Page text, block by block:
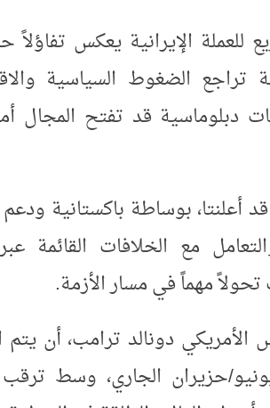
للعملة الإيرانية يعكس تفاؤلاً
تراجع الضغوط السياسية
قد تفتح المجال
أعلنتا، بوساطة باكستانية
مع الخلافات القائمة
مهماً في مسار الأزمة.
الأمريكي دونالد ترامب، أن
في سويسرا يوم 19 يونيو/حزيران